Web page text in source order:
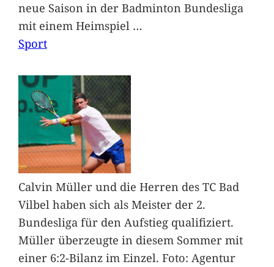
neue Saison in der Badminton Bundesliga
mit einem Heimspiel …
Sport
Calvin Müller und die Herren des TC Bad
Vilbel haben sich als Meister der 2.
Bundesliga für den Aufstieg qualifiziert.
Müller überzeugte in diesem Sommer mit
einer 6:2-Bilanz im Einzel. Foto: Agentur